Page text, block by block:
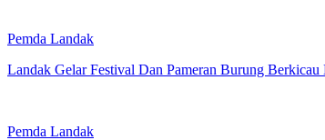
Pemda Landak
Landak Gelar Festival Dan Pameran Burung
Pemda Landak